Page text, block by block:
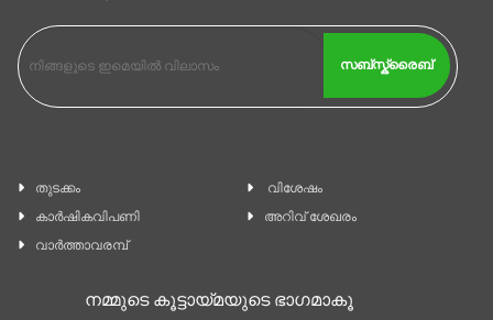
സബ്സ്ക്രൈബ്
തുടക്കം
കാ‍ർഷികവിപണി
വാര്‍ത്താവരമ്പ്
വിശേഷം
അറിവ് ശേഖരം
നമ്മുടെ കൂട്ടായ്മയുടെ ഭാഗമാകൂ